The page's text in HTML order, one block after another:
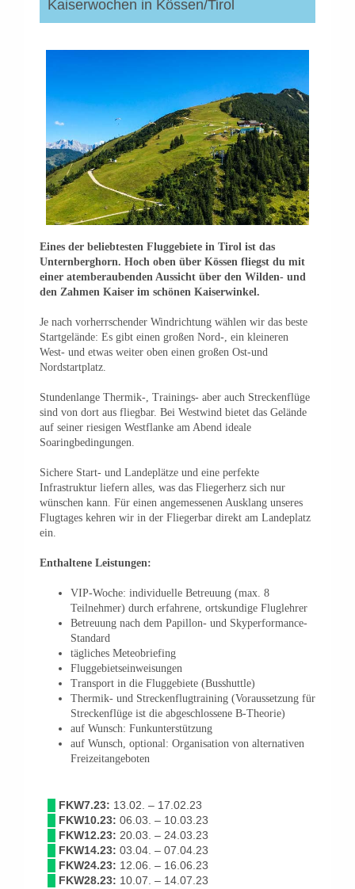
Kaiserwochen in Kössen/Tirol
Eines der beliebtesten Fluggebiete in Tirol ist das
Unternberghorn. Hoch oben über Kössen fliegst du mit
einer atemberaubenden Aussicht über den Wilden- und
den Zahmen Kaiser im schönen Kaiserwinkel.
Je nach vorherrschender Windrichtung wählen wir das beste
Startgelände: Es gibt einen großen Nord-, ein kleineren
West- und etwas weiter oben einen großen Ost-und
Nordstartplatz.
Stundenlange Thermik-, Trainings- aber auch Streckenflüge
sind von dort aus fliegbar. Bei Westwind bietet das Gelände
auf seiner riesigen Westflanke am Abend ideale
Soaringbedingungen.
Sichere Start- und Landeplätze und eine perfekte
Infrastruktur liefern alles, was das Fliegerherz sich nur
wünschen kann. Für einen angemessenen Ausklang unseres
Flugtages kehren wir in der Fliegerbar direkt am Landeplatz
ein.
Enthaltene Leistungen:
VIP-Woche: individuelle Betreuung (max. 8
Teilnehmer) durch erfahrene, ortskundige Fluglehrer
Betreuung nach dem Papillon- und Skyperformance-
Standard
tägliches Meteobriefing
Fluggebietseinweisungen
Transport in die Fluggebiete (Busshuttle)
Thermik- und Streckenflugtraining (Voraussetzung für
Streckenflüge ist die abgeschlossene B-Theorie)
auf Wunsch: Funkunterstützung
auf Wunsch, optional: Organisation von alternativen
Freizeitangeboten
FKW7.23: 13.02. – 17.02.23
FKW10.23: 06.03. – 10.03.23
FKW12.23: 20.03. – 24.03.23
FKW14.23: 03.04. – 07.04.23
FKW24.23: 12.06. – 16.06.23
FKW28.23: 10.07. – 14.07.23